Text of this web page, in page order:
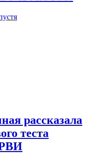
рассказала
теста